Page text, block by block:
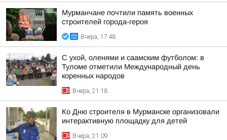
Мурманчане почтили память военных
строителей города-героя
Вчера, 17:48
С ухой, оленями и саамским футболом: в
Туломе отметили Международный день
коренных народов
Вчера, 21:18
Ко Дню строителя в Мурманске организовали
интерактивную площадку для детей
Вчера, 21:09